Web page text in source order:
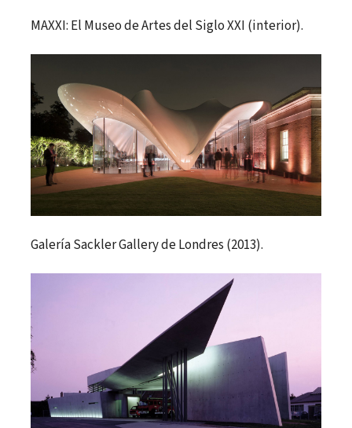
MAXXI: El Museo de Artes del Siglo XXI (interior).
Galería Sackler Gallery de Londres (2013).